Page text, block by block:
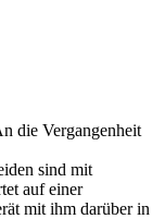
die Vergangenheit
sind mit
auf einer
mit ihm darüber in